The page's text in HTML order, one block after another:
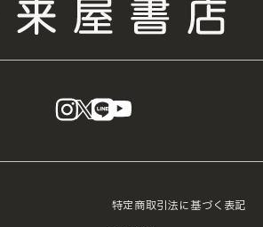
instagram
X LINE
特定商取引法に基づく表記